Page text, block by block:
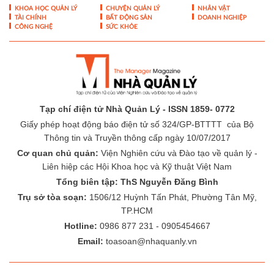
KHOA HỌC QUẢN LÝ CHUYỆN QUẢN LÝ
NHÂN VẬT
TÀI CHÍNH
BẤT ĐỘNG SẢN
DOANH NGHIỆP
CÔNG NGHỆ
SỨC KHỎE
Tạp chí điện tử Nhà Quản Lý - ISSN 1859- 0772
Giấy phép hoạt động báo điện tử số 324/GP-BTTTT của Bộ
Thông tin và Truyền thông cấp ngày 10/07/2017
Cơ quan chủ quản: Viện Nghiên cứu và Đào tạo về quản lý -
Liên hiệp các Hội Khoa học và Kỹ thuật Việt Nam
Tổng biên tập: ThS Nguyễn Đăng Bình
Trụ sở tòa soạn: 1506/12 Huỳnh Tấn Phát, Phường Tân Mỹ,
TP.HCM
Hotline: 0986 877 231 - 0905454667
Email: toasoan@nhaquanly.vn